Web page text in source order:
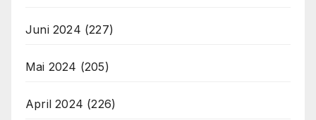
Juni 2024 (227)
Mai 2024 (205)
April 2024 (226)